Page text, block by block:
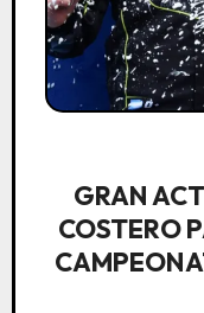
GRAN
COSTERO